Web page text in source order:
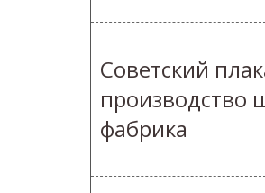
Советский
производство
фабрика